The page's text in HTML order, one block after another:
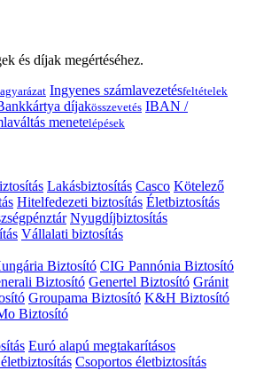
és díjak megértéséhez.
Ingyenes számlavezetésfeltételek
díjakösszevetés IBAN /
menetelépések
Lakásbiztosítás Casco Kötelező
Hitelfedezeti biztosítás Életbiztosítás
Nyugdíjbiztosítás
Vállalati biztosítás
Biztosító CIG Pannónia Biztosító
Biztosító Genertel Biztosító Gránit
Groupama Biztosító K&H Biztosító
Biztosító
Euró alapú megtakarításos
Csoportos életbiztosítás